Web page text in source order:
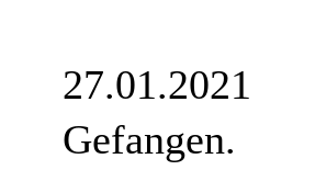
27.01.2021
Gefangen.